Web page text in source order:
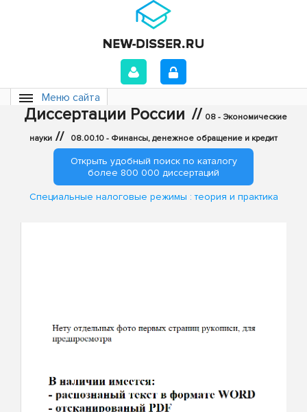
Меню сайта
Диссертации России // 08 - Экономические
науки // 08.00.10 - Финансы, денежное обращение и кредит
Открыть удобный поиск по каталогу
более 800 000 диссертаций
Специальные налоговые режимы : теория и практика